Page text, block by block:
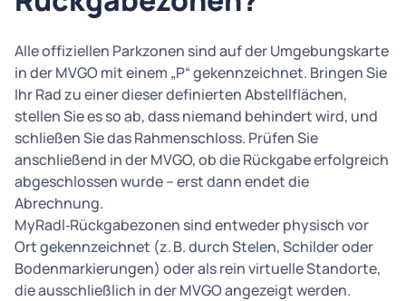
Alle offiziellen Parkzonen sind auf der Umgebungskarte
in der MVGO mit einem „P“ gekennzeichnet. Bringen Sie
Ihr Rad zu einer dieser definierten Abstellflächen,
stellen Sie es so ab, dass niemand behindert wird, und
schließen Sie das Rahmenschloss. Prüfen Sie
anschließend in der MVGO, ob die Rückgabe erfolgreich
abgeschlossen wurde – erst dann endet die
Abrechnung.
MyRadl‑Rückgabezonen sind entweder physisch vor
Ort gekennzeichnet (z. B. durch Stelen, Schilder oder
Bodenmarkierungen) oder als rein virtuelle Standorte,
die ausschließlich in der MVGO angezeigt werden.